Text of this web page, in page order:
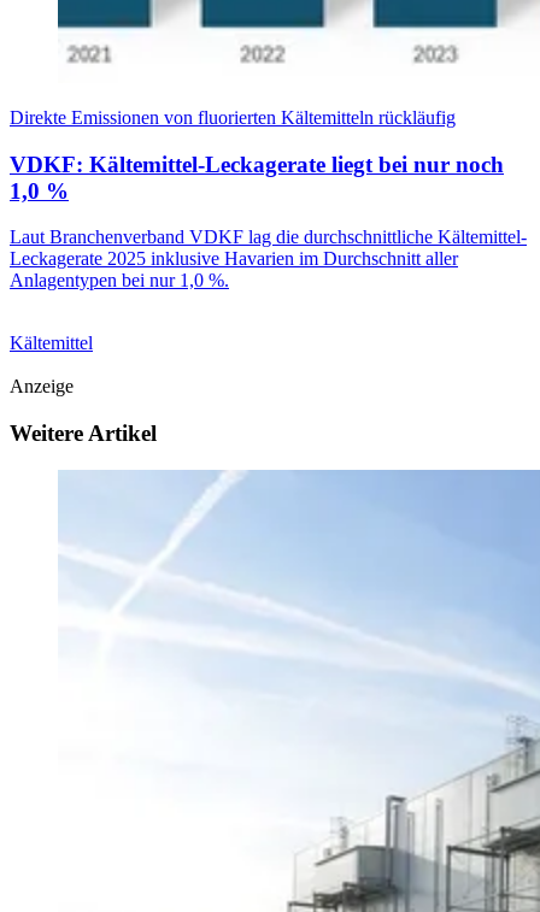
Direkte Emissionen von fluorierten Kältemitteln rückläufig
VDKF: Kältemittel-Leckagerate liegt bei nur noch
1,0 %
Laut Branchenverband VDKF lag die durchschnittliche Kältemittel-
Leckagerate 2025 inklusive Havarien im Durchschnitt aller
Anlagentypen bei nur 1,0 %.
Kältemittel
Anzeige
Weitere Artikel